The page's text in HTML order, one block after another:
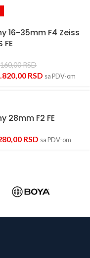
16-35mm F4 Zeiss
FE
RSD
RSD sa PDV-om
28mm F2 FE
RSD sa PDV-om